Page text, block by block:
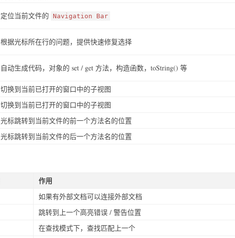
定位当前文件的 Navigation Bar
根据光标所在行的问题，提供快速修复选择
自动生成代码，对象的 set / get 方法，构造函数，toString() 等
切换到当前已打开的窗口中的子视图
切换到当前已打开的窗口中的子视图
光标跳转到当前文件的前一个方法名的位置
光标跳转到当前文件的后一个方法名的位置
作用
如果有外部文档可以连接外部文档
跳转到上一个高亮错误 / 警告位置
在查找模式下，查找匹配上一个